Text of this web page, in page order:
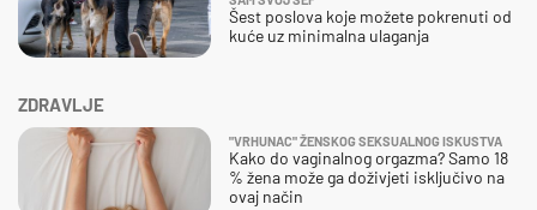
ZDRAVLJE
"VRHUNAC" ŽENSKOG SEKSUALNOG ISKUSTVA
Kako do vaginalnog orgazma? Samo 18
% žena može ga doživjeti isključivo na
ovaj način
Šest poslova koje možete pokrenuti od
kuće uz minimalna ulaganja